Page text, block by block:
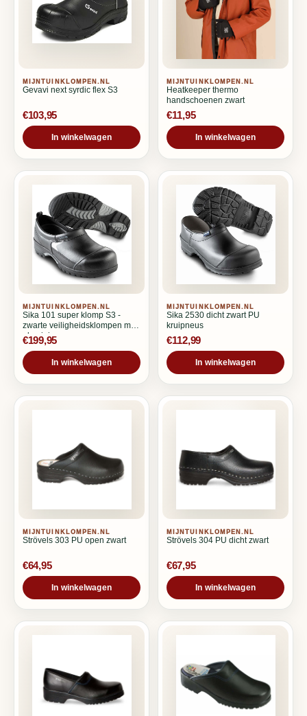
MIJNTUINKLOMPEN.NL
Gevavi next syrdic flex S3
€103,95
In winkelwagen
MIJNTUINKLOMPEN.NL
Heatkeeper thermo
handschoenen zwart
€11,95
In winkelwagen
MIJNTUINKLOMPEN.NL
Sika 101 super klomp S3 -
zwarte veiligheidsklompen met
aluminium neus
€199,95
In winkelwagen
MIJNTUINKLOMPEN.NL
Sika 2530 dicht zwart PU
kruipneus
€112,99
In winkelwagen
MIJNTUINKLOMPEN.NL
Strövels 303 PU open zwart
€64,95
In winkelwagen
MIJNTUINKLOMPEN.NL
Strövels 304 PU dicht zwart
€67,95
In winkelwagen